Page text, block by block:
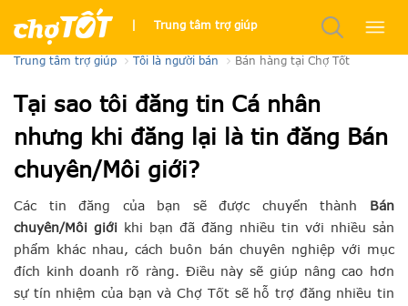
Trung tâm trợ giúp
Chợ Tốt kiểm duyệt tin rao của tôi như thế nào ?
Trung tâm trợ giúp Tôi là người bán Bán hàng tại Chợ Tốt
Tại sao tôi đăng tin Cá nhân
nhưng khi đăng lại là tin đăng Bán
chuyên/Môi giới?
Các tin đăng của bạn sẽ được chuyển thành Bán
chuyên/Môi giới khi bạn đã đăng nhiều tin với nhiều sản
phẩm khác nhau, cách buôn bán chuyên nghiệp với mục
đích kinh doanh rõ ràng. Điều này sẽ giúp nâng cao hơn
sự tín nhiệm của bạn và Chợ Tốt sẽ hỗ trợ đăng nhiều tin